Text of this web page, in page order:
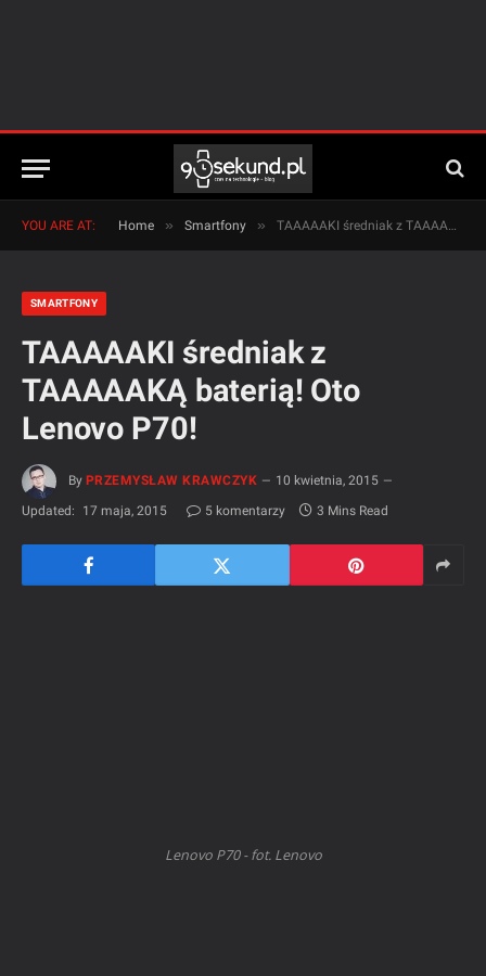
YOU ARE AT: Home » Smartfony » TAAAAAKI średniak z TAAAAAKĄ baterią! Oto Lenovo P70!
SMARTFONY
TAAAAAKI średniak z
TAAAAAKĄ baterią! Oto
Lenovo P70!
By PRZEMYSŁAW KRAWCZYK
10 kwietnia, 2015
Updated:
17 maja, 2015 5 komentarzy 3 Mins Read
Lenovo P70 - fot. Lenovo